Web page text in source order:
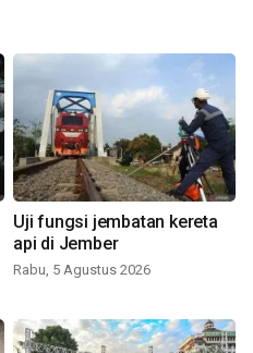
Uji fungsi jembatan kereta
api di Jember
Rabu, 5 Agustus 2026